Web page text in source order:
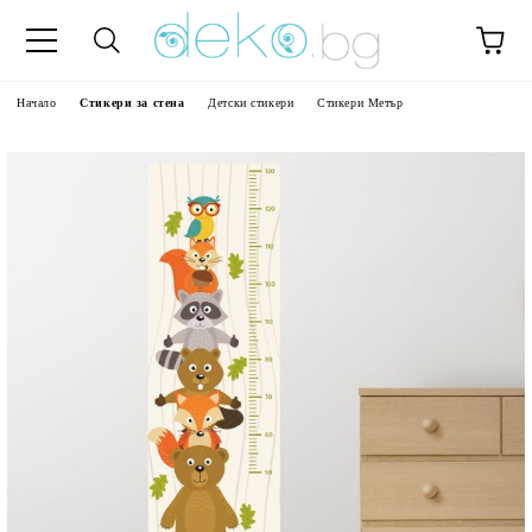
Начало Стикери за стена Детски стикери Стикери Метър